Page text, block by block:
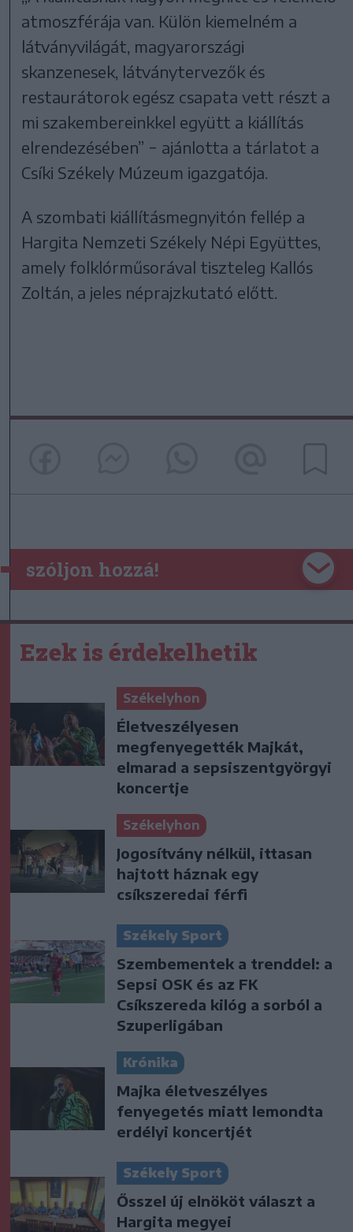
atmoszférája van. Külön kiemelném a
látványvilágát, magyarországi
skanzenesek, látványtervezők és
restaurátorok egész csapata vett részt a
mi szakembereinkkel együtt a kiállítás
elrendezésében” − ajánlotta a tárlatot a
Csíki Székely Múzeum igazgatója.
A szombati kiállításmegnyitón fellép a
Hargita Nemzeti Székely Népi Együttes,
amely folklórműsorával tiszteleg Kallós
Zoltán, a jeles néprajzkutató előtt.
szóljon hozzá!
Ezek is érdekelhetik
Székelyhon
Életveszélyesen
megfenyegették Majkát,
elmarad a sepsiszentgyörgyi
koncertje
Székelyhon
Jogosítvány nélkül, ittasan
hajtott háznak egy
csíkszeredai férfi
Székely Sport
Szembementek a trenddel: a
Sepsi OSK és az FK
Csíkszereda kilóg a sorból a
Szuperligában
Krónika
Majka életveszélyes
fenyegetés miatt lemondta
erdélyi koncertjét
Székely Sport
Ősszel új elnököt választ a
Hargita megyei